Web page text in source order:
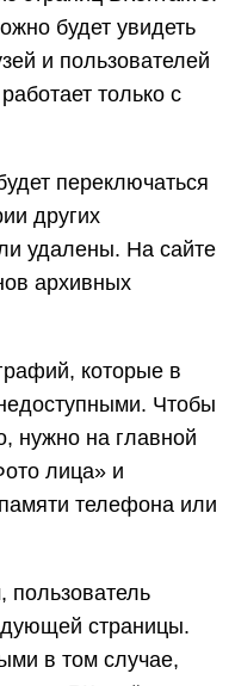
будет увидеть
и пользователей
только с
переключаться
других
удалены. На сайте
архивных
которые в
Чтобы
нужно на главной
лица» и
телефона или
пользователь
страницы.
в том случае,